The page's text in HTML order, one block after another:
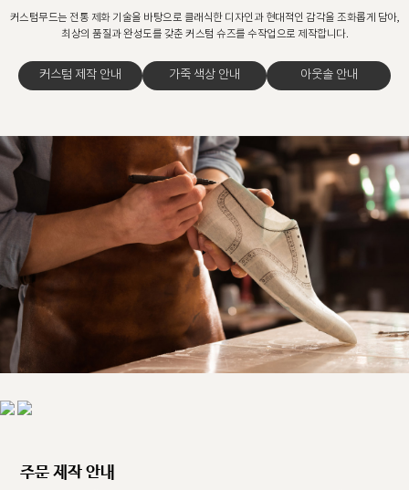
커스텀무드는 전통 제화 기술을 바탕으로 클래식한 디자인과 현대적인 감각을 조화롭게 담아,
최상의 품질과 완성도를 갖춘 커스텀 슈즈를 수작업으로 제작합니다.
커스텀 제작 안내 가죽 색상 안내 아웃솔 안내
주문 제작 안내